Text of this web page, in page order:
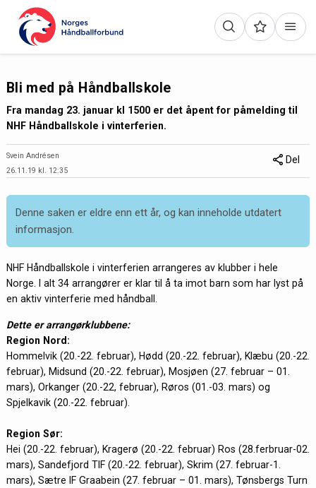
Bli med på Håndballskole
Fra mandag 23. januar kl 1500 er det åpent for påmelding til
NHF Håndballskole i vinterferien.
Svein Andrésen
26.11.19 kl. 12:35
Del
Denne saken er eldre enn ett år, og kan inneholde utdatert
informasjon.
NHF Håndballskole i vinterferien arrangeres av klubber i hele
Norge. I alt 34 arrangører er klar til å ta imot barn som har lyst på
en aktiv vinterferie med håndball.
Dette er arrangørklubbene:
Region Nord:
Hommelvik (20.-22. februar), Hødd (20.-22. februar), Klæbu (20.-22.
februar), Midsund (20.-22. februar), Mosjøen (27. februar – 01.
mars), Orkanger (20.-22, februar), Røros (01.-03. mars) og
Spjelkavik (20.-22. februar).
Region Sør:
Hei (20.-22. februar), Kragerø (20.-22. februar) Ros (28.ferbruar-02.
mars), Sandefjord TIF (20.-22. februar), Skrim (27. februar-1.
mars), Sætre IF Graabein (27. februar – 01. mars), Tønsbergs Turn